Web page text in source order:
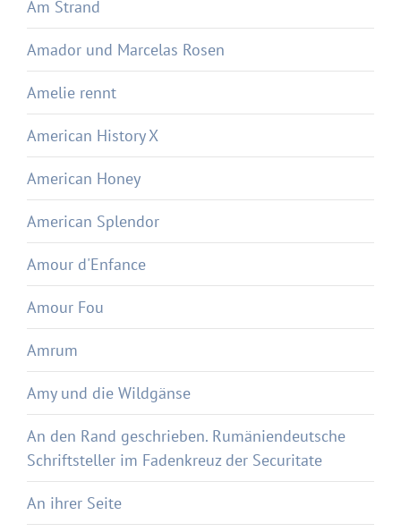
Am Strand
Amador und Marcelas Rosen
Amelie rennt
American History X
American Honey
American Splendor
Amour d'Enfance
Amour Fou
Amrum
Amy und die Wildgänse
An den Rand geschrieben. Rumäniendeutsche
Schriftsteller im Fadenkreuz der Securitate
An ihrer Seite